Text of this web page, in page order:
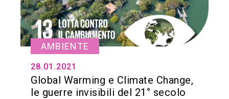
AMBIENTE
28.01.2021
Global Warming e Climate Change,
le guerre invisibili del 21° secolo